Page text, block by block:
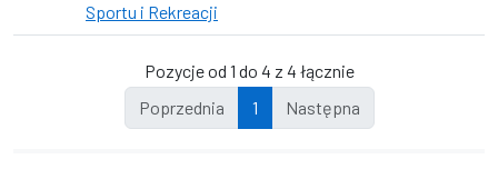
Sportu i Rekreacji
Pozycje od 1 do 4 z 4 łącznie
Poprzednia
1 Następna